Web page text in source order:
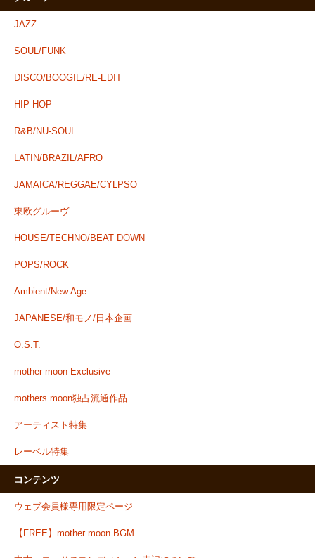
JAZZ
SOUL/FUNK
DISCO/BOOGIE/RE-EDIT
HIP HOP
R&B/NU-SOUL
LATIN/BRAZIL/AFRO
JAMAICA/REGGAE/CYLPSO
東欧グルーヴ
HOUSE/TECHNO/BEAT DOWN
POPS/ROCK
Ambient/New Age
JAPANESE/和モノ/日本企画
O.S.T.
mother moon Exclusive
mothers moon独占流通作品
アーティスト特集
レーベル特集
コンテンツ
ウェブ会員様専用限定ページ
【FREE】mother moon BGM